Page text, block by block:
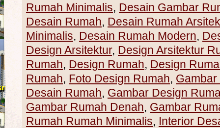
Rumah Minimalis, Desain Gambar
Desain Rumah, Desain Rumah
Minimalis, Desain Rumah Modern,
Design Arsitektur, Design Arsitektur
Rumah, Design Rumah, Design
Rumah, Foto Design Rumah,
Desain Rumah, Gambar Design
Gambar Rumah Denah, Gambar
Rumah Rumah Minimalis, Interior